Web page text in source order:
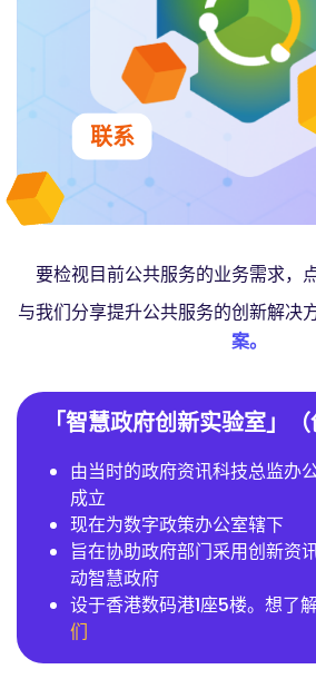
联系
要检视目前公共服务的业务需求，
与我们分享提升公共服务的创新解决
案。
「智慧政府创新实验室」（
由当时的政府资讯科技总监办
成立
现在为数字政策办公室辖下
旨在协助政府部门采用创新资
动智慧政府
设于香港数码港1座5楼。想了
们